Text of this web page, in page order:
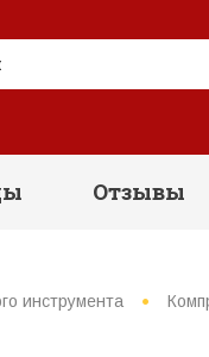
Отзывы
инструмента